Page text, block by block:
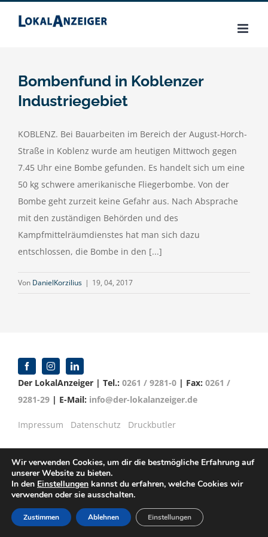
Inhalt
Bombenfund in Koblenzer
Industriegebiet
KOBLENZ. Bei Bauarbeiten im Bereich der August-Horch-
Straße in Koblenz wurde am heutigen Mittwoch gegen
7.45 Uhr eine Bombe gefunden. Es handelt sich um eine
50 kg schwere amerikanische Fliegerbombe. Von der
Bombe geht zurzeit keine Gefahr aus. Nach Absprache
mit den zuständigen Behörden und des
Kampfmittelräumdienstes hat man sich dazu
entschlossen, die Bombe in den [...]
Von DanielKorzilius | 19, 04, 2017
Der LokalAnzeiger | Tel.: 0261 / 9281-0 | Fax: 0261 /
9281-29 | E-Mail: info@der-lokalanzeiger.de
Impressum Datenschutz Druckbutler
© Copyright 2016 -2026 | Verlag für Anzeigenblätter
GmbH | Mittelrheinstr. 2-4 | 56072 Koblenz
Wir verwenden Cookies, um dir die bestmögliche Erfahrung auf
unserer Website zu bieten.
In den Einstellungen kannst du erfahren, welche Cookies wir
verwenden oder sie ausschalten.
Zustimmen Ablehnen Einstellungen